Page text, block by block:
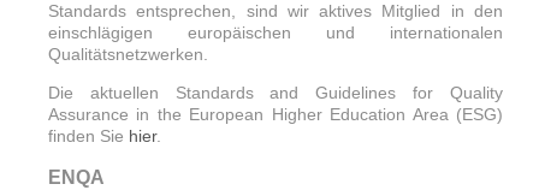
Standards entsprechen, sind wir aktives Mitglied in den
einschlägigen europäischen und internationalen
Qualitätsnetzwerken.
Die aktuellen Standards and Guidelines for Quality
Assurance in the European Higher Education Area (ESG)
finden Sie hier.
ENQA